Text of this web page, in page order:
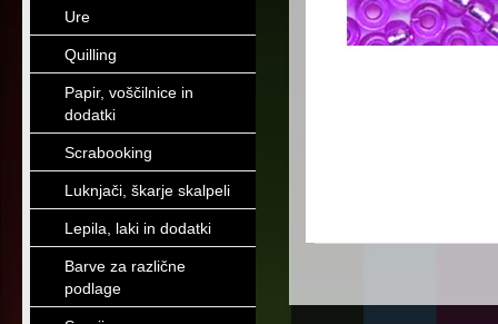
Ure
Quilling
Papir, voščilnice in
dodatki
Scrabooking
Luknjači, škarje skalpeli
Lepila, laki in dodatki
Barve za različne
podlage